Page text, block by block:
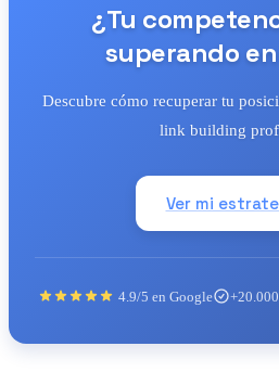
¿Tu
superando
Descubre cómo recuperar tu
link building
Ver mi
4.9/5 en Google